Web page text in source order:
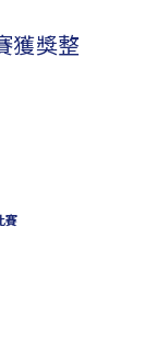
獲獎整
賽